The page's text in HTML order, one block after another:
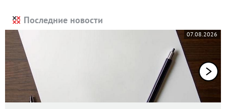
Последние новости
07.08.2026